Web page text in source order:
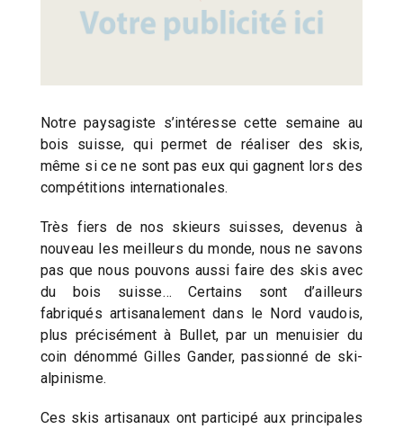
Notre paysagiste s’intéresse cette semaine au
bois suisse, qui permet de réaliser des skis,
même si ce ne sont pas eux qui gagnent lors des
compétitions internationales.
Très fiers de nos skieurs suisses, devenus à
nouveau les meilleurs du monde, nous ne savons
pas que nous pouvons aussi faire des skis avec
du bois suisse… Certains sont d’ailleurs
fabriqués artisanalement dans le Nord vaudois,
plus précisément à Bullet, par un menuisier du
coin dénommé Gilles Gander, passionné de ski-
alpinisme.
Ces skis artisanaux ont participé aux principales